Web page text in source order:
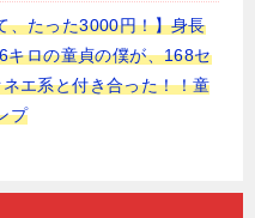
、たった3000円！】身長
キロの童貞の僕が、168セ
エ系と付き合った！！童
プ